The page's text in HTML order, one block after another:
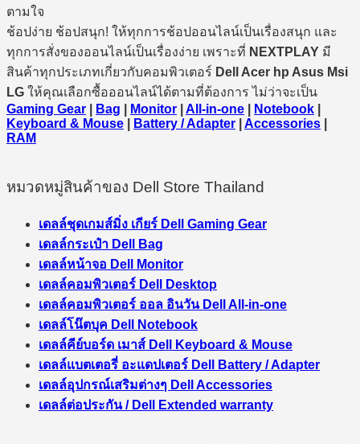
ตามใจ
ช้อปง่าย ช้อปสนุก! ให้ทุกการช้อปออนไลน์เป็นเรื่องสนุก และ
ทุกการสั่งของออนไลน์เป็นเรื่องง่าย เพราะที่ NEXTPLAY มี
สินค้าทุกประเภทเกี่ยวกับคอมพิวเตอร์ Dell Acer hp Asus Msi
LG ให้คุณเลือกซื้อออนไลน์ได้ตามที่ต้องการ ไม่ว่าจะเป็น
Gaming Gear
Bag Monitor All-in-one Notebook
Keyboard & Mouse
Battery / Adapter Accessories
RAM
หมวดหมู่สินค้าของ Dell Store Thailand
เดลล์ชุดเกมส์มิ่ง เกียร์ Dell Gaming Gear
เดลล์กระเป๋า Dell Bag
เดลล์หน้าจอ Dell Monitor
เดลล์คอมพิวเตอร์ Dell Desktop
เดลล์คอมพิวเตอร์ ออล อินวัน Dell All-in-one
เดลล์โน๊ตบุค Dell Notebook
เดลล์คีย์บอร์ด เมาส์ Dell Keyboard & Mouse
เดลล์แบตเตอรี่ อะแดปเตอร์ Dell Battery / Adapter
เดลล์อุปกรณ์เสริมต่างๆ Dell Accessories
เดลล์ต่อประกัน / Dell Extended warranty